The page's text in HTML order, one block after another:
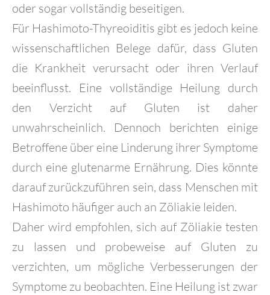
oder sogar vollständig beseitigen.
Für Hashimoto-Thyreoiditis gibt es jedoch keine
wissenschaftlichen Belege dafür, dass Gluten
die Krankheit verursacht oder ihren Verlauf
beeinflusst. Eine vollständige Heilung durch
den Verzicht auf Gluten ist daher
unwahrscheinlich. Dennoch berichten einige
Betroffene über eine Linderung ihrer Symptome
durch eine glutenarme Ernährung. Dies könnte
darauf zurückzuführen sein, dass Menschen mit
Hashimoto häufiger auch an Zöliakie leiden.
Daher wird empfohlen, sich auf Zöliakie testen
zu lassen und probeweise auf Gluten zu
verzichten, um mögliche Verbesserungen der
Symptome zu beobachten. Eine Heilung ist zwar